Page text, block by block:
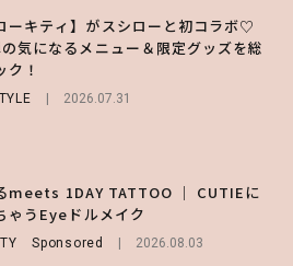
ーキティ】がスシローと初コラボ♡
気になるメニュー＆限定グッズを総
ク！
2026.07.31
meets 1DAY TATTOO ｜ CUTIEに
ゃうEyeドルメイク
Sponsored 2026.08.03
飛鳥】人生初のロブに！「意外としっ
るし、すごく新鮮で心地いい」ヘアカ
様子を独占でお届け♡
2026.07.30
澄】理想のスタイルはどう作る？体型
の秘訣や夏の過ごし方など独占インタ
2026.07.31
アのくずれ・うねりに】ヘアメイク夢
♡ ドライシャンプー「バティスト」
たプロ級スタイリング3選
Sponsored
ーキティ】がスシローと初コラボ♡
気になるメニュー＆限定グッズを総
ク！
2026.07.31